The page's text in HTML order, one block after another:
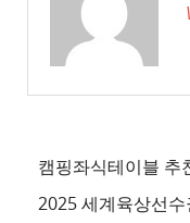
이
트
캠핑좌식테이블 추
2025 세계육상선